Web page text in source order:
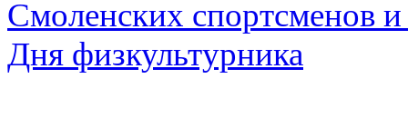
Смоленских спортсменов
Дня физкультурника